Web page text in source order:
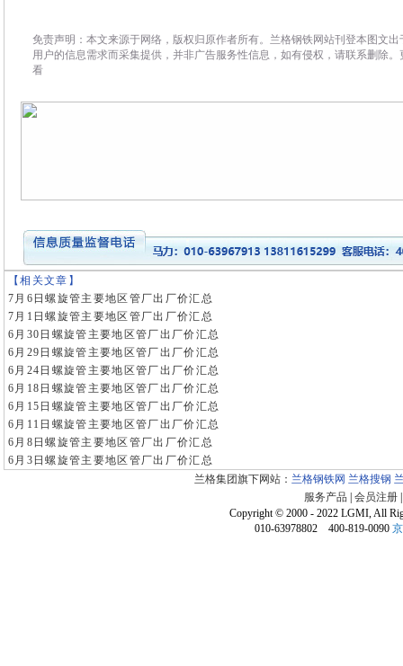
免责声明：本文来源于网络，版权归原作者所有。兰格钢铁网站刊登本图文
用户的信息需求而采集提供，并非广告服务性信息，如有侵权，请联系删除。
看
【相关文章】
7月6日螺旋管主要地区管厂出厂价汇总
7月1日螺旋管主要地区管厂出厂价汇总
6月30日螺旋管主要地区管厂出厂价汇总
6月29日螺旋管主要地区管厂出厂价汇总
6月24日螺旋管主要地区管厂出厂价汇总
6月18日螺旋管主要地区管厂出厂价汇总
6月15日螺旋管主要地区管厂出厂价汇总
6月11日螺旋管主要地区管厂出厂价汇总
6月8日螺旋管主要地区管厂出厂价汇总
6月3日螺旋管主要地区管厂出厂价汇总
兰格集团旗下网站： 兰格钢铁网 兰格搜钢
服务产品
会员注册
Copyright © 2000 - 2022 LGMI, All
010-63978802 400-819-0090